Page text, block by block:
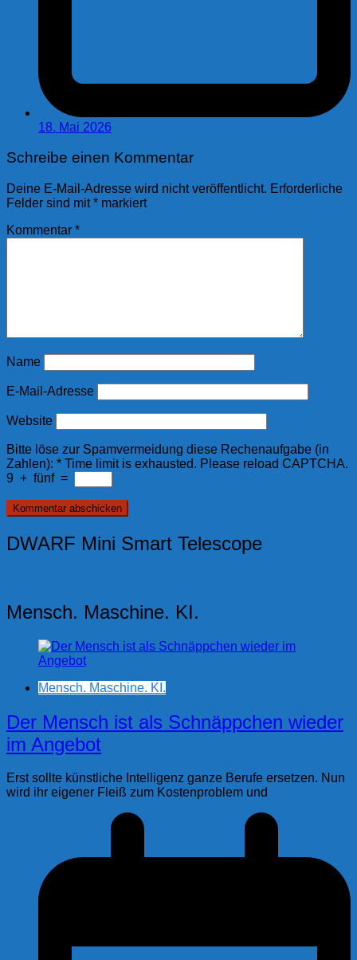
18. Mai 2026
Schreibe einen Kommentar
Deine E-Mail-Adresse wird nicht veröffentlicht. Erforderliche
Felder sind mit* markiert
Kommentar *
Name
E-Mail-Adresse
Website
Bitte löse zur Spamvermeidung diese Rechenaufgabe (in
Zahlen): * Time limit is exhausted. Please reload CAPTCHA.
9 + fünf =
DWARF Mini Smart Telescope
Mensch. Maschine. KI.
Mensch. Maschine. KI.
Der Mensch ist als Schnäppchen wieder
im Angebot
Erst sollte künstliche Intelligenz ganze Berufe ersetzen. Nun
wird ihr eigener Fleiß zum Kostenproblem und